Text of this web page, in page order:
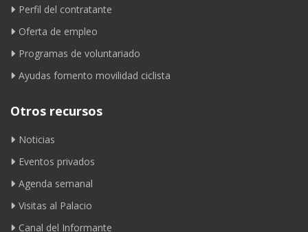
Perfil del contratante
Oferta de empleo
Programas de voluntariado
Ayudas fomento movilidad ciclista
Otros recursos
Noticias
Eventos privados
Agenda semanal
Visitas al Palacio
Canal del Informante